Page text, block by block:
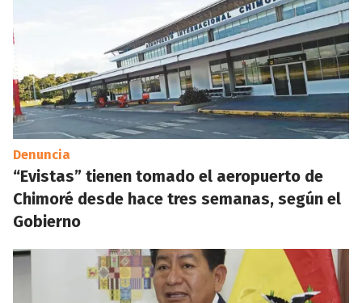
Denuncia
“Evistas” tienen tomado el aeropuerto de
Chimoré desde hace tres semanas, según el
Gobierno